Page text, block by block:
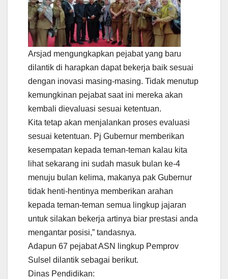
Arsjad mengungkapkan pejabat yang baru
dilantik di harapkan dapat bekerja baik sesuai
dengan inovasi masing-masing. Tidak menutup
kemungkinan pejabat saat ini mereka akan
kembali dievaluasi sesuai ketentuan.
Kita tetap akan menjalankan proses evaluasi
sesuai ketentuan. Pj Gubernur memberikan
kesempatan kepada teman-teman kalau kita
lihat sekarang ini sudah masuk bulan ke-4
menuju bulan kelima, makanya pak Gubernur
tidak henti-hentinya memberikan arahan
kepada teman-teman semua lingkup jajaran
untuk silakan bekerja artinya biar prestasi anda
mengantar posisi,” tandasnya.
Adapun 67 pejabat ASN lingkup Pemprov
Sulsel dilantik sebagai berikut.
Dinas Pendidikan: